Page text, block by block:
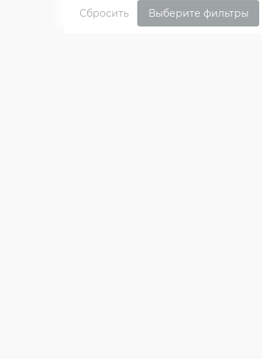
Сбросить Выберите фильтры